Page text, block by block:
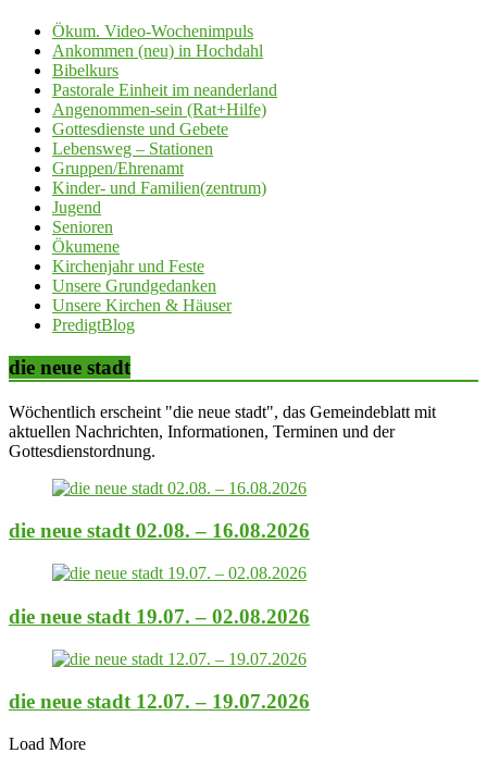
Ökum. Video-Wochenimpuls
Ankommen (neu) in Hochdahl
Bibelkurs
Pastorale Einheit im neanderland
Angenommen-sein (Rat+Hilfe)
Gottesdienste und Gebete
Lebensweg – Stationen
Gruppen/Ehrenamt
Kinder- und Familien(zentrum)
Jugend
Senioren
Ökumene
Kirchenjahr und Feste
Unsere Grundgedanken
Unsere Kirchen & Häuser
PredigtBlog
die neue stadt
Wöchentlich erscheint "die neue stadt", das Gemeindeblatt mit
aktuellen Nachrichten, Informationen, Terminen und der
Gottesdienstordnung.
die neue stadt 02.08. – 16.08.2026
die neue stadt 19.07. – 02.08.2026
die neue stadt 12.07. – 19.07.2026
Load More